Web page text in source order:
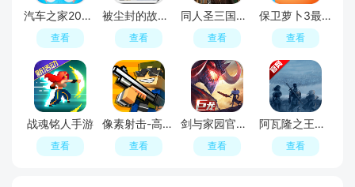
汽车之家2026官方版
查看
被尘封的故事手游官方正版
查看
同人圣三国蜀汉传官方手机版
查看
保卫萝卜3最新版本
查看
战魂铭人手游
查看
像素射击-高自由度像素枪战手游
查看
剑与家园官方正版
查看
阿瓦隆之王凛冬破晓正版手游
查看